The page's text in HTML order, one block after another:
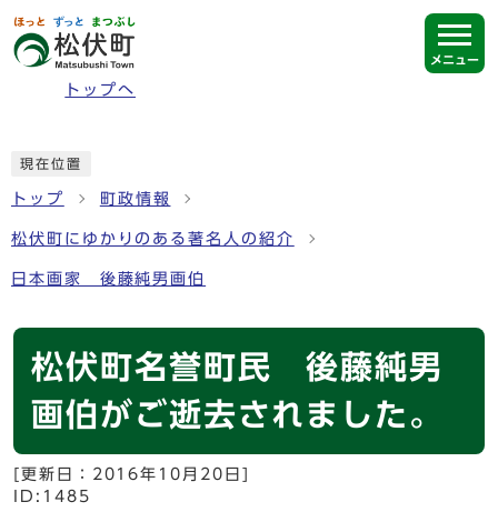
ページの先頭です
トップへ
メニュー
現在位置
トップ 町政情報
松伏町にゆかりのある著名人の紹介
日本画家 後藤純男画伯
松伏町名誉町民 後藤純男
画伯がご逝去されました。
[更新日： 2016年10月20日
ID:1485